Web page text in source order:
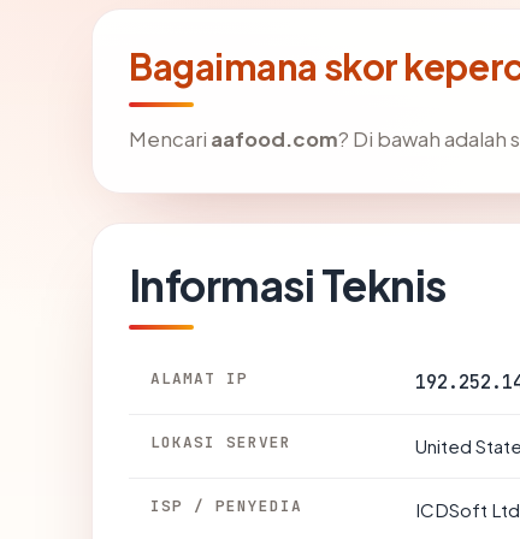
Bagaimana skor
Mencari aafood.com? Di bawah
Informasi Teknis
ALAMAT IP
LOKASI SERVER United
ISP / PENYEDIA ICDSoft Ltd.